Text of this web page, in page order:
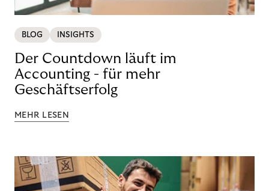
BLOG INSIGHTS
Der Countdown läuft im
Accounting - für mehr
Geschäftserfolg
MEHR LESEN